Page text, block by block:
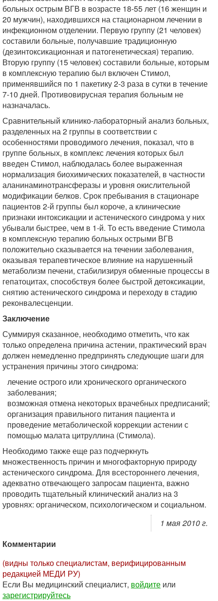
больных острым ВГВ в возрасте 18-55 лет (16 женщин и
20 мужчин), находившихся на стационарном лечении в
инфекционном отделении. Первую группу (21 человек)
составили больные, получавшие традиционную
(дезинтоксикационная и патогенетическая) терапию.
Вторую группу (15 человек) составили больные, которым
в комплексную терапию был включен Стимол,
применявшийся по 1 пакетику 2-3 раза в сутки в течение
7-10 дней. Противовирусная терапия больным не
назначалась.
Сравнительный клинико-лабораторный анализ больных,
разделенных на 2 группы в соответствии с
особенностями проводимого лечения, показал, что в
группе больных, в комплекс лечения которых был
введен Стимол, наблюдалась более выраженная
нормализация биохимических показателей, в частности
аланинаминотрансферазы и уровня окислительной
модификации белков. Срок пребывания в стационаре
пациентов 2-й группы был короче, а клинические
признаки интоксикации и астенического синдрома у них
убывали быстрее, чем в 1-й. То есть введение Стимола
в комплексную терапию больных острыми ВГВ
положительно сказывается на течении заболевания,
оказывая терапевтическое влияние на нарушенный
метаболизм печени, стабилизируя обменные процессы в
гепатоцитах, способствуя более быстрой детоксикации,
снятию астенического синдрома и переходу в стадию
реконвалесценции.
Заключение
Суммируя сказанное, необходимо отметить, что как
только определена причина астении, практический врач
должен немедленно предпринять следующие шаги для
устранения причины этого синдрома:
лечение острого или хронического органического
заболевания;
возможная отмена некоторых врачебных предписаний;
организация правильного питания пациента и
проведение метаболической коррекции астении с
помощью малата цитруллина (Стимола).
Необходимо также еще раз подчеркнуть
множественность причин и многофакторную природу
астенического синдрома. Для всестороннего лечения,
адекватно отвечающего запросам пациента, важно
проводить тщательный клинический анализ на 3
уровнях: органическом, психологическом и социальном.
1 мая 2010 г.
Комментарии
(видны только специалистам, верифицированным
редакцией МЕДИ РУ)
Если Вы медицинский специалист, войдите или
зарегистрируйтесь